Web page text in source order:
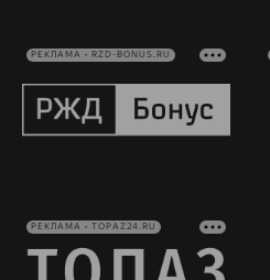
РЕКЛАМА • RZD-BONUS.RU
РЕКЛАМА • TOPAZ24.RU